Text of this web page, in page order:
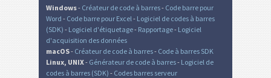
Windows- Créateur de code à barres- Code barre pour
Word - Code barre pour Excel - Logiciel de codes à barres
(SDK) - Logiciel d'étiquetage- Rapportage- Logiciel
d'acquisition des données
macOS- Créateur de code à barres- Code à barres SDK
Linux, UNIX- Générateur de code à barres- Logiciel de
codes à barres (SDK) - Codes barres serveur